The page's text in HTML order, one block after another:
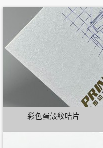
彩色蛋殼紋咭片